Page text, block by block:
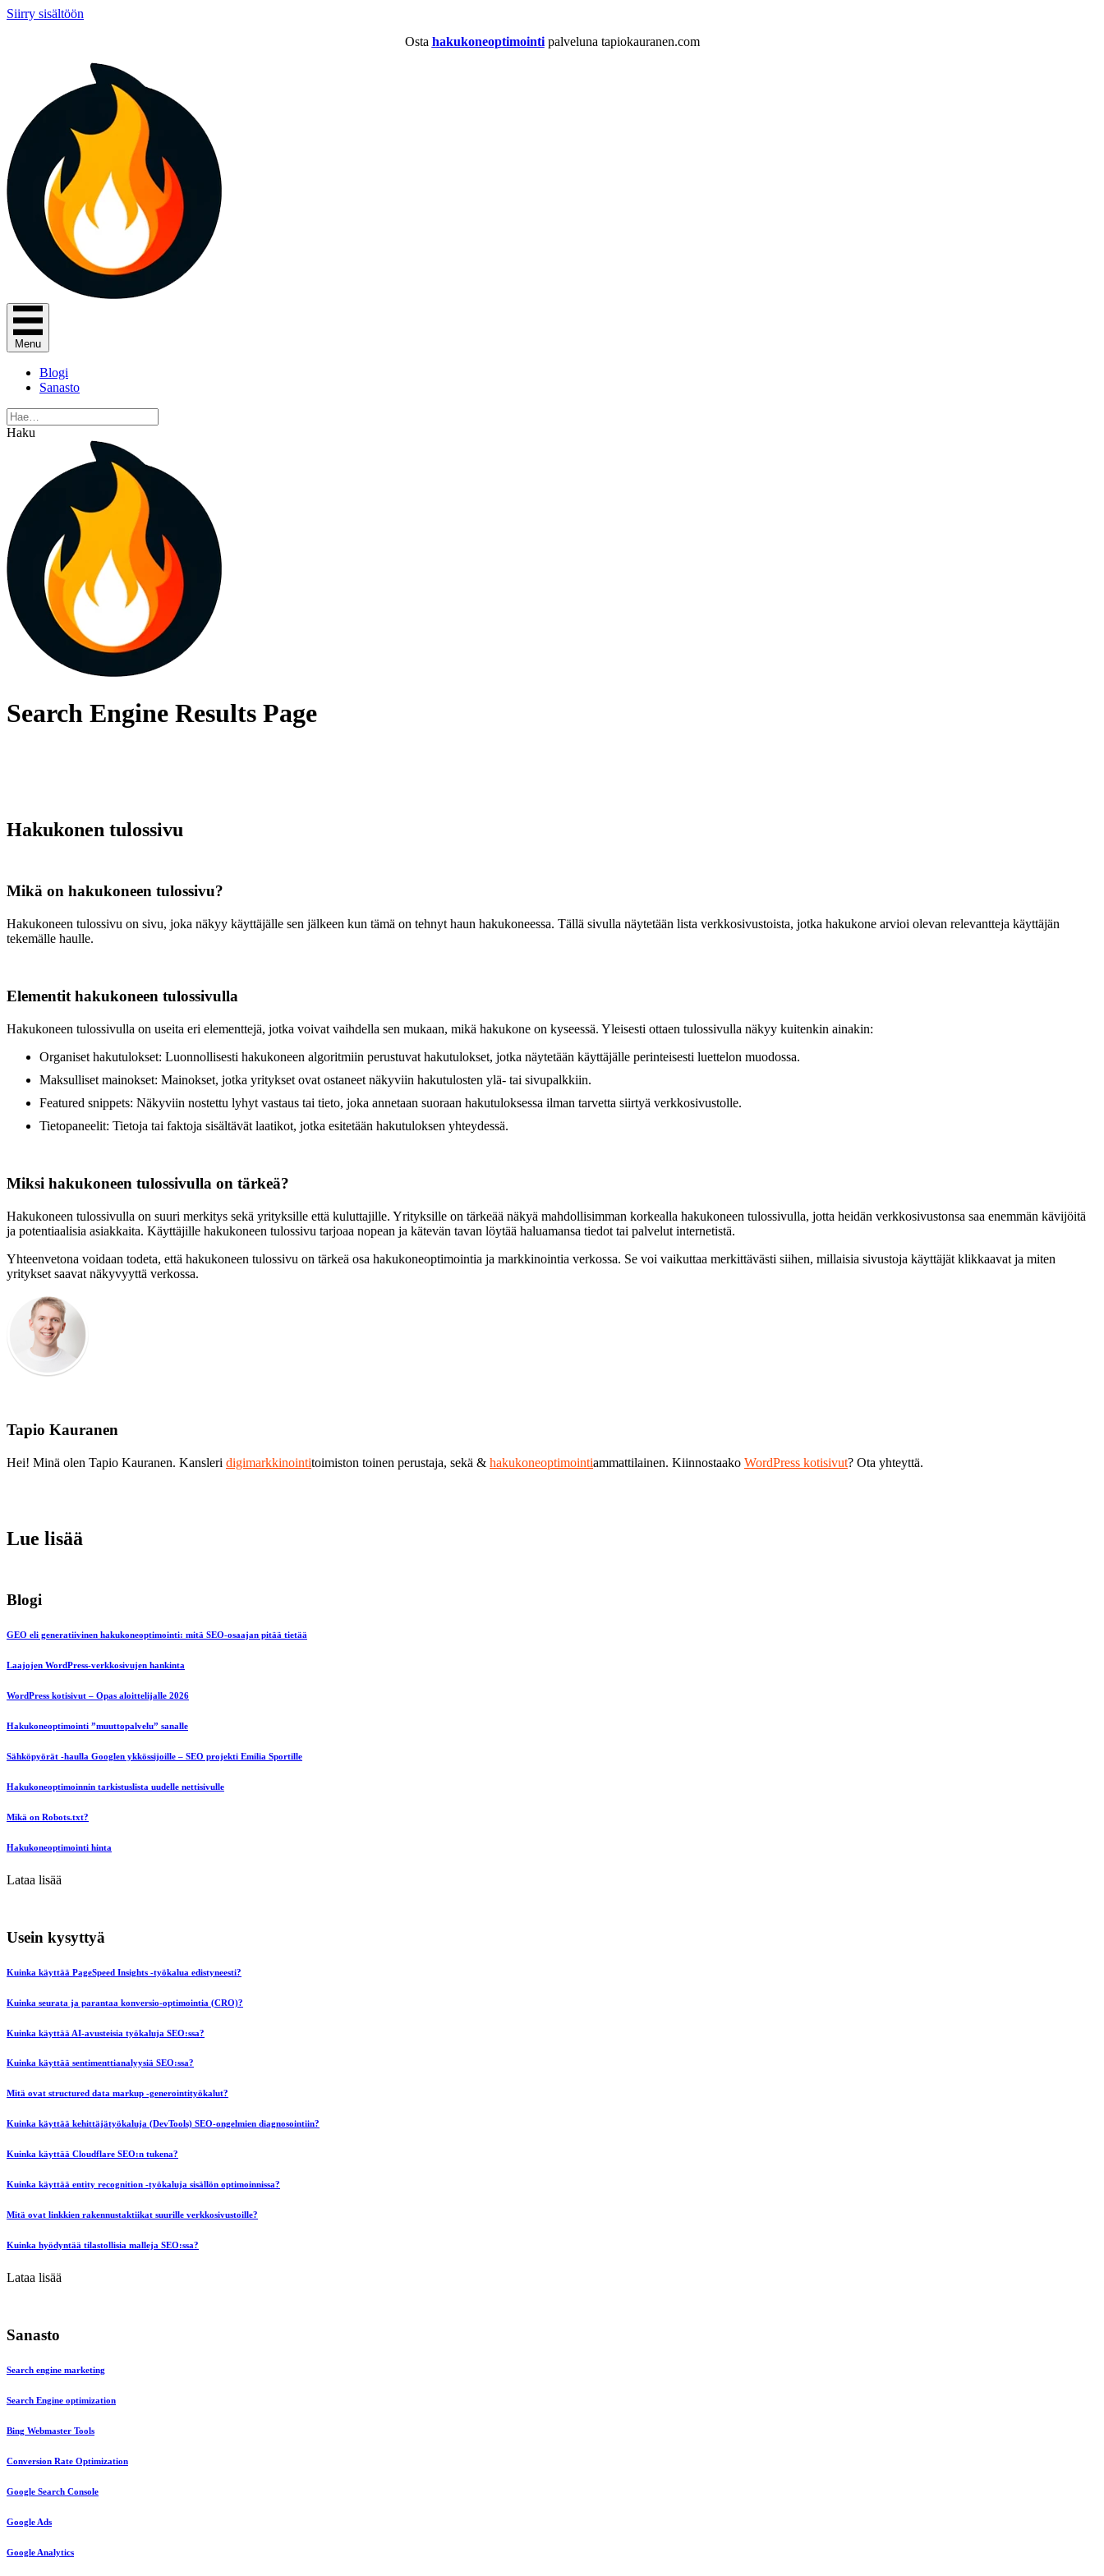
Siirry sisältöön
Osta hakukoneoptimointi palveluna tapiokauranen.com
Menu
Blogi
Sanasto
Haku
Search Engine Results Page
Hakukonen tulossivu
Mikä on hakukoneen tulossivu?
Hakukoneen tulossivu on sivu, joka näkyy käyttäjälle sen jälkeen kun tämä on tehnyt haun hakukoneessa. Tällä sivulla näytetään lista verkkosivustoista, jotka hakukone arvioi olevan relevantteja käyttäjän
tekemälle haulle.
Elementit hakukoneen tulossivulla
Hakukoneen tulossivulla on useita eri elementtejä, jotka voivat vaihdella sen mukaan, mikä hakukone on kyseessä. Yleisesti ottaen tulossivulla näkyy kuitenkin ainakin:
Organiset hakutulokset: Luonnollisesti hakukoneen algoritmiin perustuvat hakutulokset, jotka näytetään käyttäjälle perinteisesti luettelon muodossa.
Maksulliset mainokset: Mainokset, jotka yritykset ovat ostaneet näkyviin hakutulosten ylä- tai sivupalkkiin.
Featured snippets: Näkyviin nostettu lyhyt vastaus tai tieto, joka annetaan suoraan hakutuloksessa ilman tarvetta siirtyä verkkosivustolle.
Tietopaneelit: Tietoja tai faktoja sisältävät laatikot, jotka esitetään hakutuloksen yhteydessä.
Miksi hakukoneen tulossivulla on tärkeä?
Hakukoneen tulossivulla on suuri merkitys sekä yrityksille että kuluttajille. Yrityksille on tärkeää näkyä mahdollisimman korkealla hakukoneen tulossivulla, jotta heidän verkkosivustonsa saa enemmän kävijöitä
ja potentiaalisia asiakkaita. Käyttäjille hakukoneen tulossivu tarjoaa nopean ja kätevän tavan löytää haluamansa tiedot tai palvelut internetistä.
Yhteenvetona voidaan todeta, että hakukoneen tulossivu on tärkeä osa hakukoneoptimointia ja markkinointia verkossa. Se voi vaikuttaa merkittävästi siihen, millaisia sivustoja käyttäjät klikkaavat ja miten
yritykset saavat näkyvyyttä verkossa.
Tapio Kauranen
Hei! Minä olen Tapio Kauranen. Kansleri digimarkkinointitoimiston toinen perustaja, sekä & hakukoneoptimointiammattilainen. Kiinnostaako WordPress kotisivut? Ota yhteyttä.
Lue lisää
Blogi
GEO eli generatiivinen hakukoneoptimointi: mitä SEO-osaajan pitää tietää
Laajojen WordPress-verkkosivujen hankinta
WordPress kotisivut – Opas aloittelijalle 2026
Hakukoneoptimointi ”muuttopalvelu” sanalle
Sähköpyörät -haulla Googlen ykkössijoille – SEO projekti Emilia Sportille
Hakukoneoptimoinnin tarkistuslista uudelle nettisivulle
Mikä on Robots.txt?
Hakukoneoptimointi hinta
Lataa lisää
Usein kysyttyä
Kuinka käyttää PageSpeed Insights -työkalua edistyneesti?
Kuinka seurata ja parantaa konversio-optimointia (CRO)?
Kuinka käyttää AI-avusteisia työkaluja SEO:ssa?
Kuinka käyttää sentimenttianalyysiä SEO:ssa?
Mitä ovat structured data markup -generointityökalut?
Kuinka käyttää kehittäjätyökaluja (DevTools) SEO-ongelmien diagnosointiin?
Kuinka käyttää Cloudflare SEO:n tukena?
Kuinka käyttää entity recognition -työkaluja sisällön optimoinnissa?
Mitä ovat linkkien rakennustaktiikat suurille verkkosivustoille?
Kuinka hyödyntää tilastollisia malleja SEO:ssa?
Lataa lisää
Sanasto
Search engine marketing
Search Engine optimization
Bing Webmaster Tools
Conversion Rate Optimization
Google Search Console
Google Ads
Google Analytics